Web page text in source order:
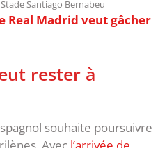
Santiago Bernabeu
Real Madrid veut gâcher
rester à
souhaite poursuivre